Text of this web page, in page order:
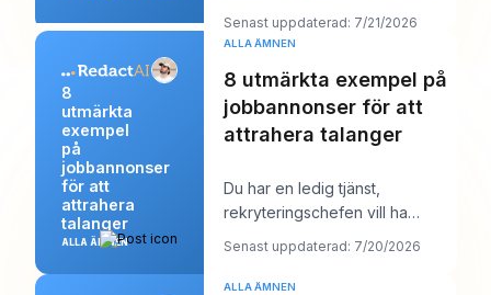
en sann historia från ditt eget liv
för att a
Senast uppdaterad: 7/21/2026
8
utmärkta
exempel
på
jobbannonser
för att
attrahera
talanger
ALLA ÄMNEN
ALLA ÄMNEN
8 utmärkta exempel på
jobbannonser för att
attrahera talanger
Du har en ledig tjänst,
rekryteringschefen vill ha
“starka kandidater senast nästa
vecka”, och din a
Senast uppdaterad: 7/20/2026
ALLA ÄMNEN